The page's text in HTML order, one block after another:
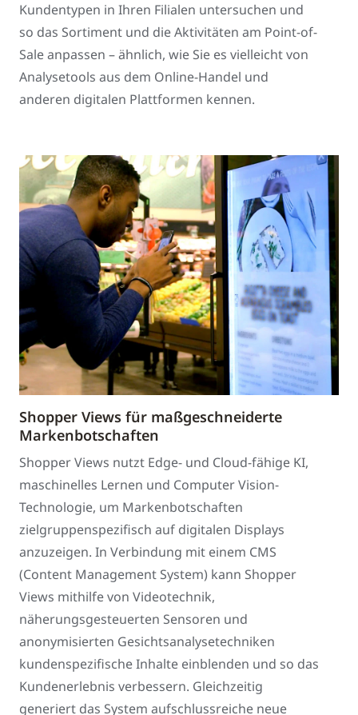
Kundentypen in Ihren Filialen untersuchen und
so das Sortiment und die Aktivitäten am Point-of-
Sale anpassen – ähnlich, wie Sie es vielleicht von
Analysetools aus dem Online-Handel und
anderen digitalen Plattformen kennen.
Shopper Views für maßgeschneiderte
Markenbotschaften
Shopper Views nutzt Edge- und Cloud-fähige KI,
maschinelles Lernen und Computer Vision-
Technologie, um Markenbotschaften
zielgruppenspezifisch auf digitalen Displays
anzuzeigen. In Verbindung mit einem CMS
(Content Management System) kann Shopper
Views mithilfe von Videotechnik,
näherungsgesteuerten Sensoren und
anonymisierten Gesichtsanalysetechniken
kundenspezifische Inhalte einblenden und so das
Kundenerlebnis verbessern. Gleichzeitig
generiert das System aufschlussreiche neue